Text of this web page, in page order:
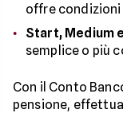
offre
Start, Medium
semplice o più
Con il Conto
pensione,